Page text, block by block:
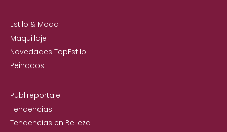
Estilo & Moda
Maquillaje
Novedades TopEstilo
Peinados
Publireportaje
Tendencias
Tendencias en Belleza